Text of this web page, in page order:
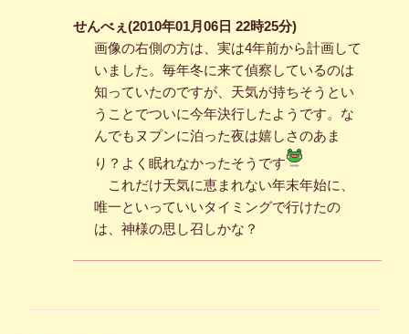
せんべぇ(2010年01月06日 22時25分)
画像の右側の方は、実は4年前から計画して
いました。毎年冬に来て偵察しているのは
知っていたのですが、天気が持ちそうとい
うことでついに今年決行したようです。な
んでもヌプンに泊った夜は嬉しさのあま
り？よく眠れなかったそうです
これだけ天気に恵まれない年末年始に、
唯一といっていいタイミングで行けたの
は、神様の思し召しかな？